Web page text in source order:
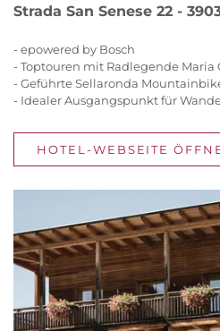
Strada San Senese 22 -
- epowered by Bosch
- Toptouren mit Radlegende Maria
- Geführte Sellaronda
- Idealer Ausgangspunkt für
HOTEL-WEBSEITE